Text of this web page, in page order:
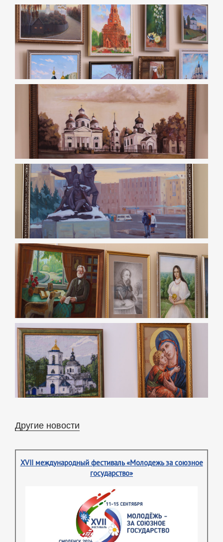
Другие новости
XVII международный фестиваль «Молодежь за союзное
государство»